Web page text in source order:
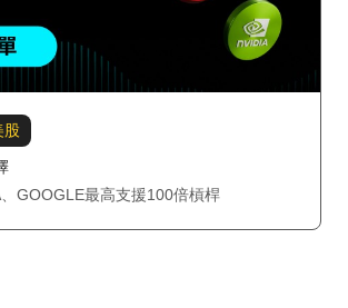
股
GOOGLE最高支援100倍槓桿